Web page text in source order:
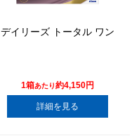
デイリーズ トータル ワン
1箱あたり約4,150円
詳細を見る